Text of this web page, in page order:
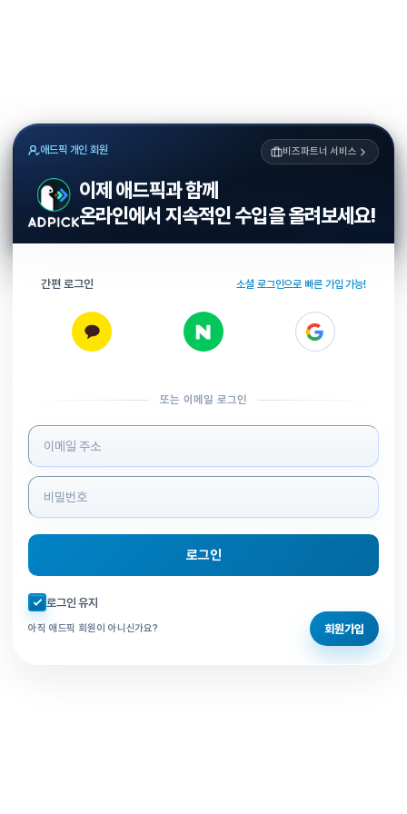
애드픽 개인 회원 비즈파트너 서비스
이제 애드픽과 함께
온라인에서 지속적인 수입을 올려보세요!
간편 로그인 소셜 로그인으로 빠른 가입 가능!
또는 이메일 로그인
로그인 정보 입력
로그인
자동로그인 체크
로그인 유지
아직 애드픽 회원이 아니신가요? 회원가입